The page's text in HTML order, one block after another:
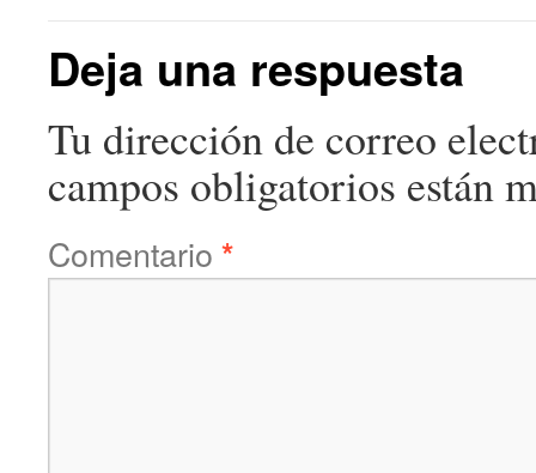
Deja una respuesta
Tu dirección de correo
campos obligatorios están
Comentario *